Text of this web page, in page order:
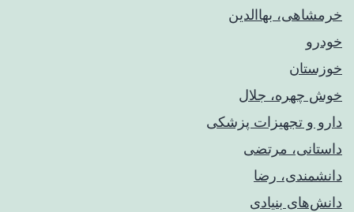
خرمشاهی، بهاالدین
خودرو
خوزستان
خوش چهره، جلال
دارو و تجهیزات پزشکی
داستانی، مرتضی
دانشمندی، رضا
دانش‌های بنیادی